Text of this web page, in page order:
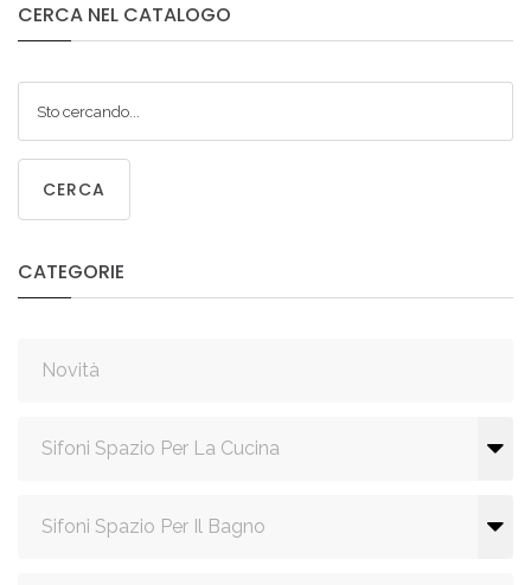
CERCA NEL CATALOGO
CERCA
CATEGORIE
Novità
Sifoni Spazio Per La Cucina
Sifoni Spazio Per Il Bagno